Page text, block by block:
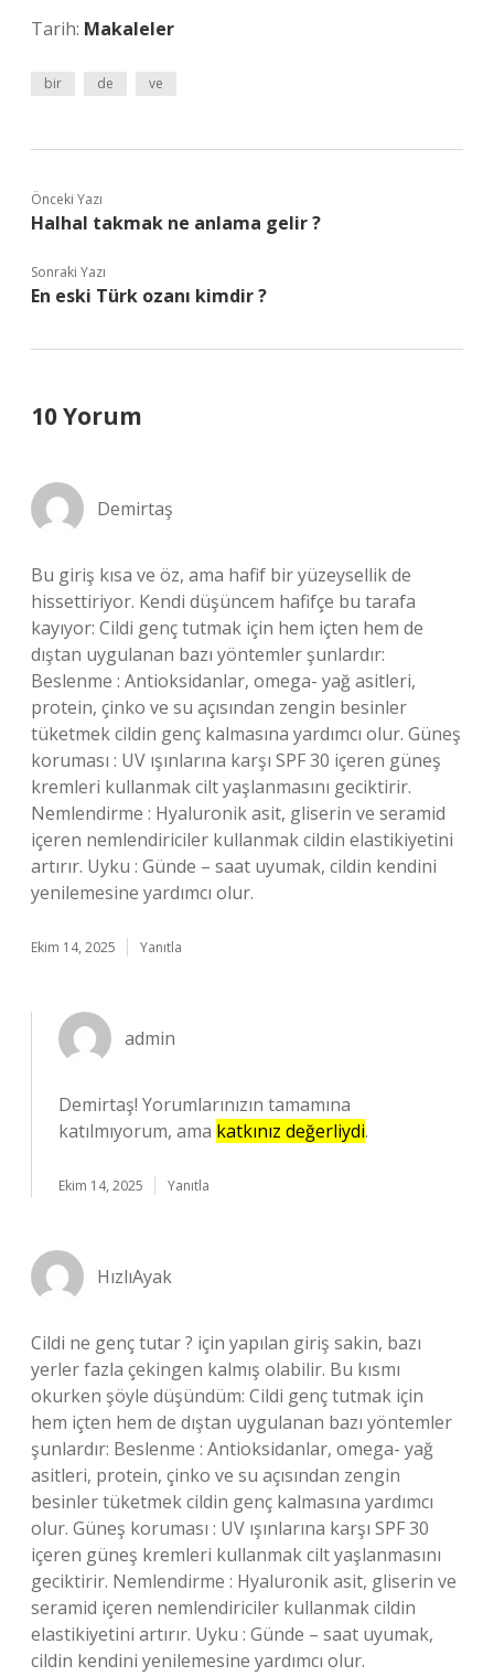
Tarih: Makaleler
bir de ve
Önceki Yazı
Halhal takmak ne anlama gelir ?
Sonraki Yazı
En eski Türk ozanı kimdir ?
10 Yorum
Demirtaş
Bu giriş kısa ve öz, ama hafif bir yüzeysellik de
hissettiriyor. Kendi düşüncem hafifçe bu tarafa
kayıyor: Cildi genç tutmak için hem içten hem de
dıştan uygulanan bazı yöntemler şunlardır:
Beslenme : Antioksidanlar, omega- yağ asitleri,
protein, çinko ve su açısından zengin besinler
tüketmek cildin genç kalmasına yardımcı olur. Güneş
koruması : UV ışınlarına karşı SPF 30 içeren güneş
kremleri kullanmak cilt yaşlanmasını geciktirir.
Nemlendirme : Hyaluronik asit, gliserin ve seramid
içeren nemlendiriciler kullanmak cildin elastikiyetini
artırır. Uyku : Günde – saat uyumak, cildin kendini
yenilemesine yardımcı olur.
Ekim 14, 2025 Yanıtla
admin
Demirtaş! Yorumlarınızın tamamına
katılmıyorum, ama katkınız değerliydi.
Ekim 14, 2025 Yanıtla
HızlıAyak
Cildi ne genç tutar ? için yapılan giriş sakin, bazı
yerler fazla çekingen kalmış olabilir. Bu kısmı
okurken şöyle düşündüm: Cildi genç tutmak için
hem içten hem de dıştan uygulanan bazı yöntemler
şunlardır: Beslenme : Antioksidanlar, omega- yağ
asitleri, protein, çinko ve su açısından zengin
besinler tüketmek cildin genç kalmasına yardımcı
olur. Güneş koruması : UV ışınlarına karşı SPF 30
içeren güneş kremleri kullanmak cilt yaşlanmasını
geciktirir. Nemlendirme : Hyaluronik asit, gliserin ve
seramid içeren nemlendiriciler kullanmak cildin
elastikiyetini artırır. Uyku : Günde – saat uyumak,
cildin kendini yenilemesine yardımcı olur.